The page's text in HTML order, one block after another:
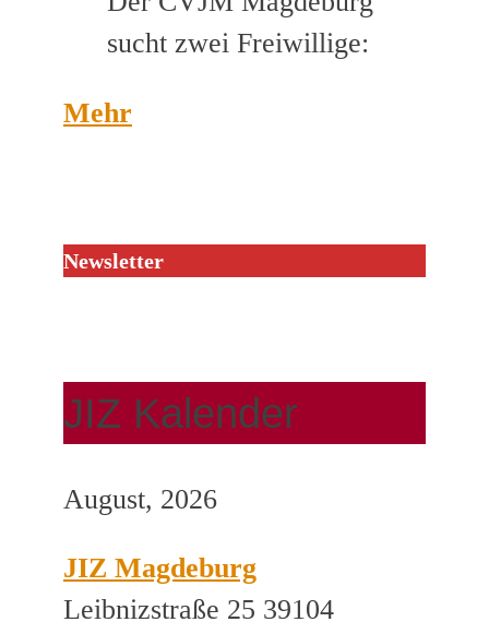
sucht zwei Freiwillige:
Mehr
Newsletter
JIZ Kalender
August, 2026
JIZ Magdeburg
Leibnizstraße 25 39104